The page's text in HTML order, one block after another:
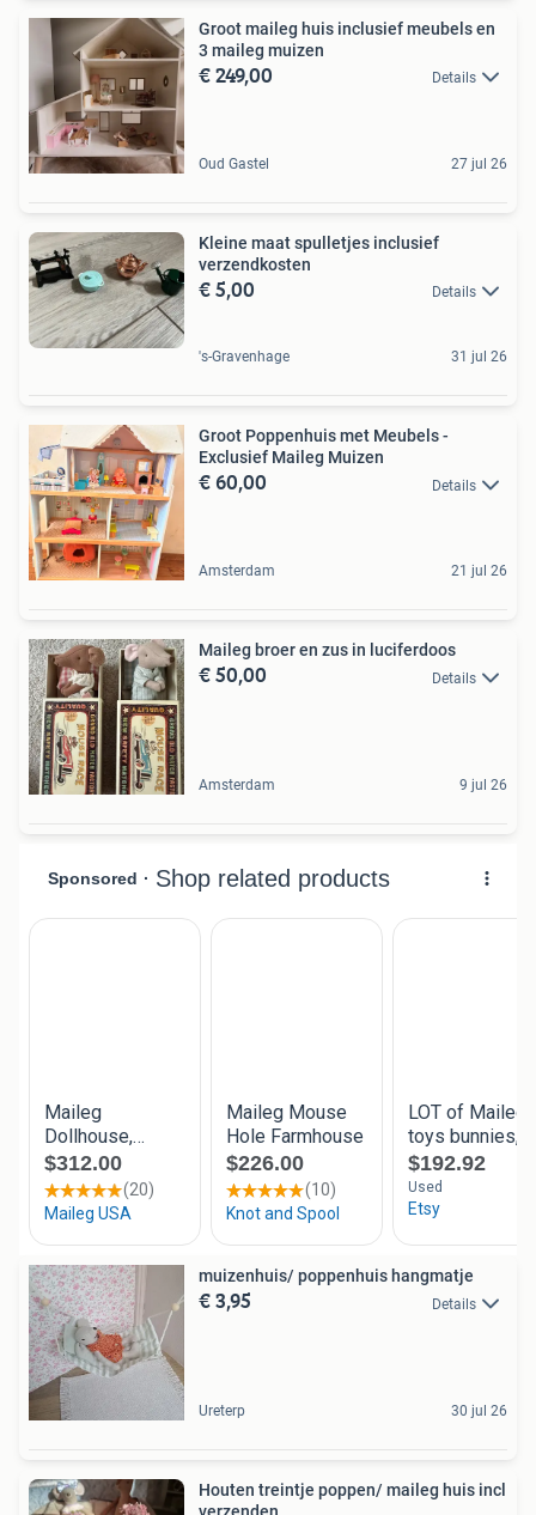
Groot maileg huis inclusief meubels en
3 maileg muizen
€ 249,00 Details
Oud Gastel 27 jul 26
Kleine maat spulletjes inclusief
verzendkosten
€ 5,00 Details
's-Gravenhage 31 jul 26
Groot Poppenhuis met Meubels -
Exclusief Maileg Muizen
€ 60,00 Details
Amsterdam 21 jul 26
Maileg broer en zus in luciferdoos
€ 50,00 Details
Amsterdam 9 jul 26
muizenhuis/ poppenhuis hangmatje
€ 3,95 Details
Ureterp 30 jul 26
Houten treintje poppen/ maileg huis incl